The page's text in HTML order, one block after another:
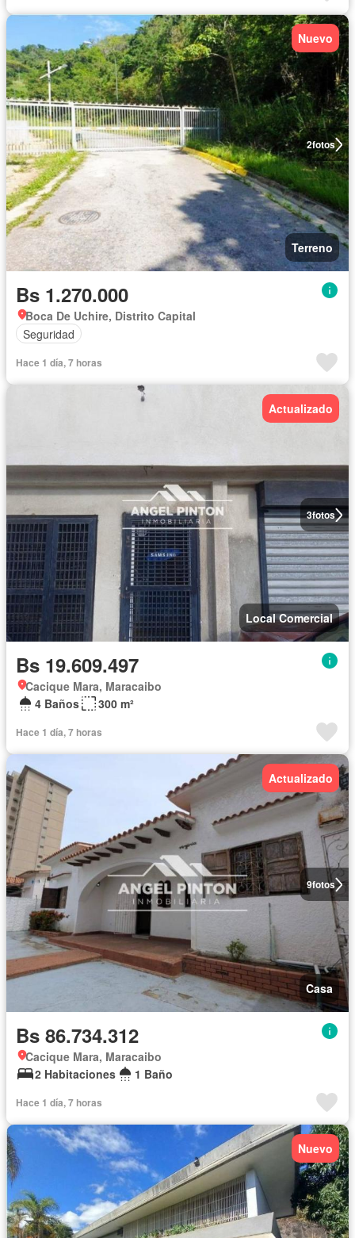
2fotos
Nuevo
Terreno
Bs 1.270.000
Boca De Uchire, Distrito Capital
Seguridad
Hace 1 día, 7 horas
3fotos
Actualizado
Local Comercial
Bs 19.609.497
Cacique Mara, Maracaibo
4 Baños
300 m²
Hace 1 día, 7 horas
9fotos
Actualizado
Casa
Bs 86.734.312
Cacique Mara, Maracaibo
2 Habitaciones
1 Baño
Hace 1 día, 7 horas
Nuevo